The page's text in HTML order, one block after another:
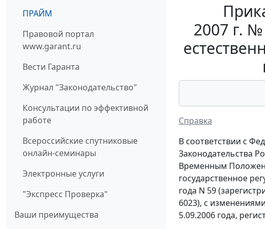
ПРАЙМ
Правовой портал
www.garant.ru
Вести Гаранта
Журнал "Законодательство"
Консультации по эффективной
работе
Всероссийские спутниковые
онлайн-семинары
Электронные услуги
"Экспресс Проверка"
Ваши преимущества
2007 г.
Справка
В соответствии с
Законодательства
Временным
государственное
года N 59
6023), с
5.09.2006 года,